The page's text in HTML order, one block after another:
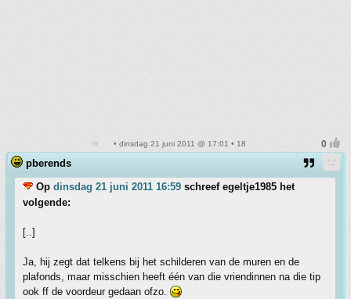
• dinsdag 21 juni 2011 @ 17:01 • 18
pberends
Op dinsdag 21 juni 2011 16:59 schreef egeltje1985 het
volgende:
[..]
Ja, hij zegt dat telkens bij het schilderen van de muren en de
plafonds, maar misschien heeft één van die vriendinnen na die tip
ook ff de voordeur gedaan ofzo.